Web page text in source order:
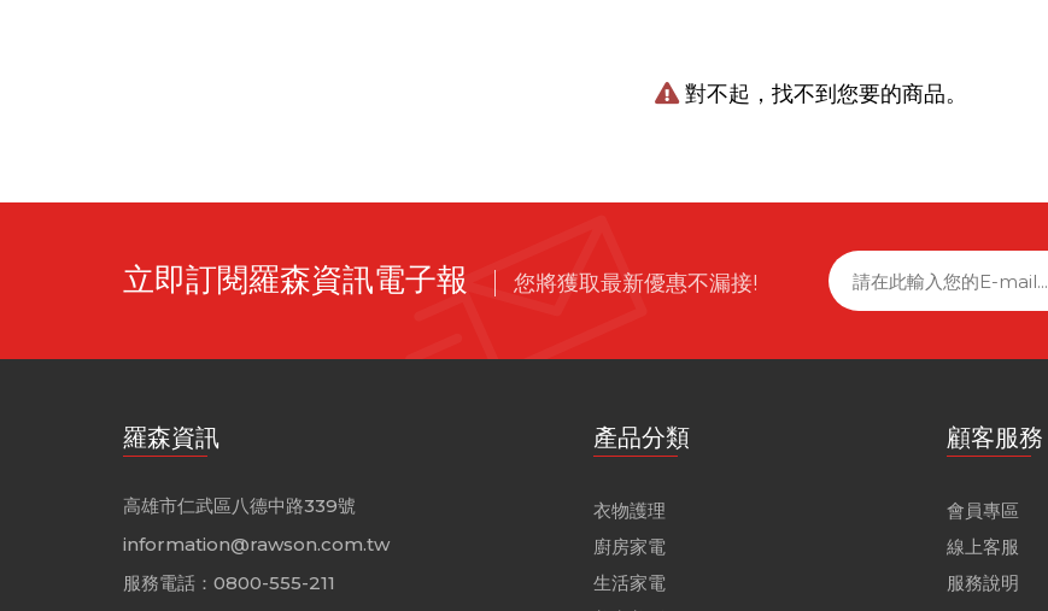
對不起，找不到您要的商品。
立即訂閱羅森資訊電子報 您將獲取最新優惠不漏接!
羅森資訊
高雄市仁武區八德中路339號
information@rawson.com.tw
服務電話：0800-555-211
產品分類
衣物護理
廚房家電
生活家電
顧客服務
會員專區
線上客服
服務說明